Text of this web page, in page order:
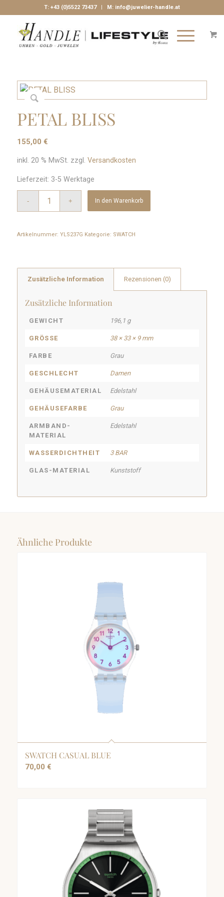
T: +43 (0)5522 73437| M: info@juwelier-handle.at
PETAL BLISS
155,00 €
inkl. 20 % MwSt. zzgl. Versandkosten
Lieferzeit: 3-5 Werktage
In den Warenkorb
Artikelnummer: YLS237G Kategorie: SWATCH
Zusätzliche Information Rezensionen (0)
Zusätzliche Information
GEWICHT 196,1 g
GRÖSSE 38 × 33 × 9 mm
FARBE Grau
GESCHLECHT Damen
GEHÄUSEMATERIAL Edelstahl
GEHÄUSEFARBE Grau
ARMBAND-
MATERIAL
Edelstahl
WASSERDICHTHEIT 3 BAR
GLAS-MATERIAL Kunststoff
Ähnliche Produkte
SWATCH CASUAL BLUE
70,00 €